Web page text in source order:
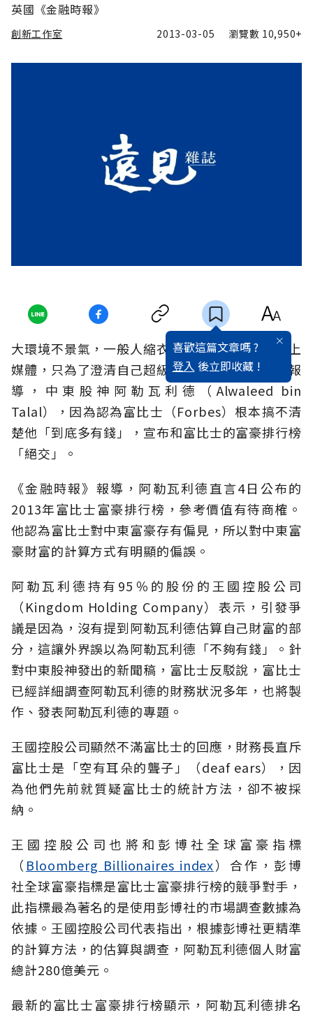
英國《金融時報》
創新工作室 2013-03-05 瀏覽數 10,950+
喜歡這篇文章嗎 ?
登入 後立即收藏 !
大環境不景氣，一般人縮衣節食，卻還有富豪槓上
媒體，只為了澄清自己超級富有！《金融時報》報
導，中東股神阿勒瓦利德（Alwaleed bin
Talal），因為認為富比士（Forbes）根本搞不清
楚他「到底多有錢」，宣布和富比士的富豪排行榜
「絕交」。
《金融時報》報導，阿勒瓦利德直言4日公布的
2013年富比士富豪排行榜，參考價值有待商榷。
他認為富比士對中東富豪存有偏見，所以對中東富
豪財富的計算方式有明顯的偏誤。
阿勒瓦利德持有95％的股份的王國控股公司
（Kingdom Holding Company）表示，引發爭
議是因為，沒有提到阿勒瓦利德估算自己財富的部
分，這讓外界誤以為阿勒瓦利德「不夠有錢」。針
對中東股神發出的新聞稿，富比士反駁說，富比士
已經詳細調查阿勒瓦利德的財務狀況多年，也將製
作、發表阿勒瓦利德的專題。
王國控股公司顯然不滿富比士的回應，財務長直斥
富比士是「空有耳朵的聾子」（deaf ears），因
為他們先前就質疑富比士的統計方法，卻不被採
納。
王國控股公司也將和彭博社全球富豪指標
（ Bloomberg Billionaires index）合作，彭博
社全球富豪指標是富比士富豪排行榜的競爭對手，
此指標最為著名的是使用彭博社的市場調查數據為
依據。王國控股公司代表指出，根據彭博社更精準
的計算方法，的估算與調查，阿勒瓦利德個人財富
總計280億美元。
最新的富比士富豪排行榜顯示，阿勒瓦利德排名